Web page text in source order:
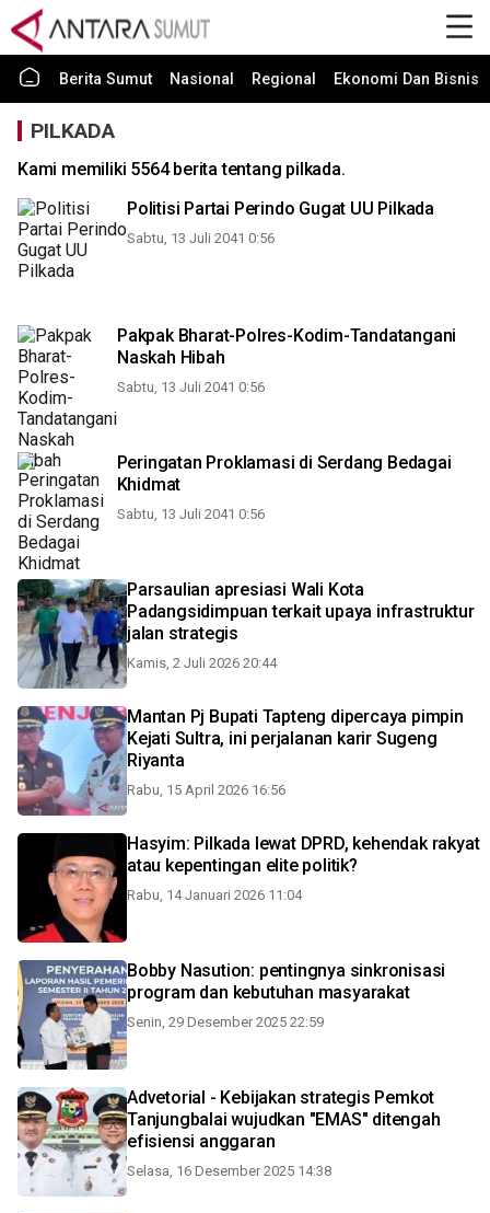
Berita Sumut Nasional Regional Ekonomi Dan Bisnis
PILKADA
Kami memiliki 5564 berita tentang pilkada.
Politisi Partai Perindo Gugat UU Pilkada
Sabtu, 13 Juli 2041 0:56
Pakpak Bharat-Polres-Kodim-Tandatangani
Naskah Hibah
Sabtu, 13 Juli 2041 0:56
Peringatan Proklamasi di Serdang Bedagai
Khidmat
Sabtu, 13 Juli 2041 0:56
Parsaulian apresiasi Wali Kota
Padangsidimpuan terkait upaya infrastruktur
jalan strategis
Kamis, 2 Juli 2026 20:44
Mantan Pj Bupati Tapteng dipercaya pimpin
Kejati Sultra, ini perjalanan karir Sugeng
Riyanta
Rabu, 15 April 2026 16:56
Hasyim: Pilkada lewat DPRD, kehendak rakyat
atau kepentingan elite politik?
Rabu, 14 Januari 2026 11:04
Bobby Nasution: pentingnya sinkronisasi
program dan kebutuhan masyarakat
Senin, 29 Desember 2025 22:59
Advetorial - Kebijakan strategis Pemkot
Tanjungbalai wujudkan "EMAS" ditengah
efisiensi anggaran
Selasa, 16 Desember 2025 14:38